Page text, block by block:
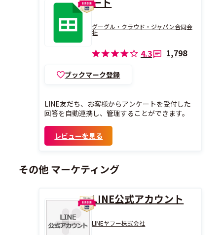
グーグル・クラウド・ジャパン合同会
社
4.3 1,798
ブックマーク登録
LINE友だち、お客様からアンケートを受付した
回答を自動連携し、管理することができます。
レビューを見る
その他 マーケティング
LINE公式アカウント
LINEヤフー株式会社